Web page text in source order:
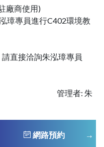
廠商使用)
璋專員進行C402環境教
直接洽詢朱泓璋專員
: 朱
網路預約